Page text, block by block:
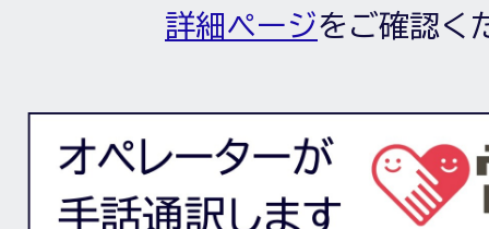
詳細ページをご確認く